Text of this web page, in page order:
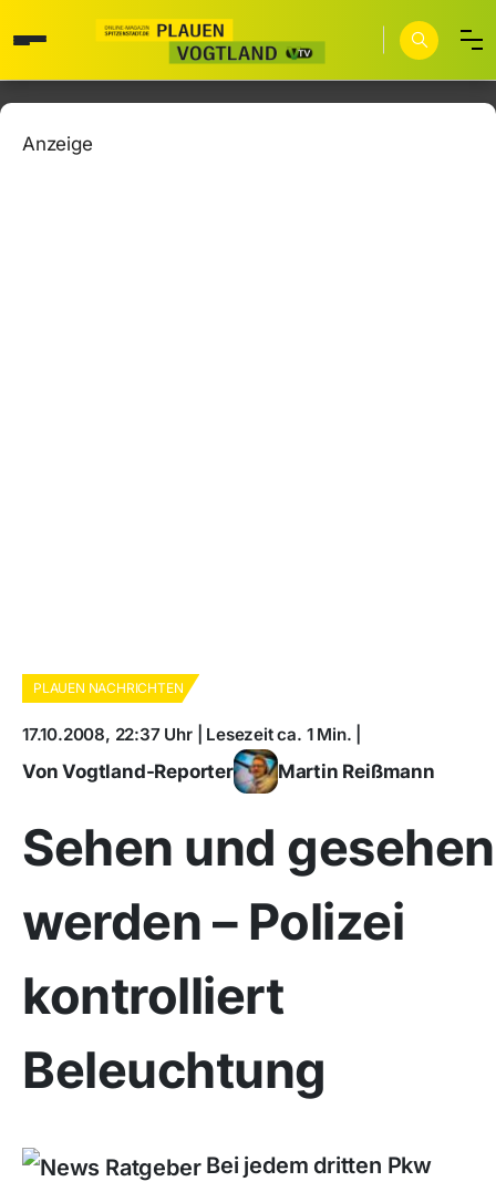
Anzeige
PLAUEN NACHRICHTEN
17.10.2008, 22:37 Uhr | Lesezeit ca. 1 Min. |
Von Vogtland-Reporter Martin Reißmann
Sehen und gesehen
werden – Polizei
kontrolliert
Beleuchtung
Bei jedem dritten Pkw